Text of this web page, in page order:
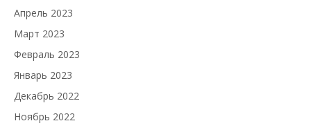
Апрель 2023
Март 2023
Февраль 2023
Январь 2023
Декабрь 2022
Ноябрь 2022